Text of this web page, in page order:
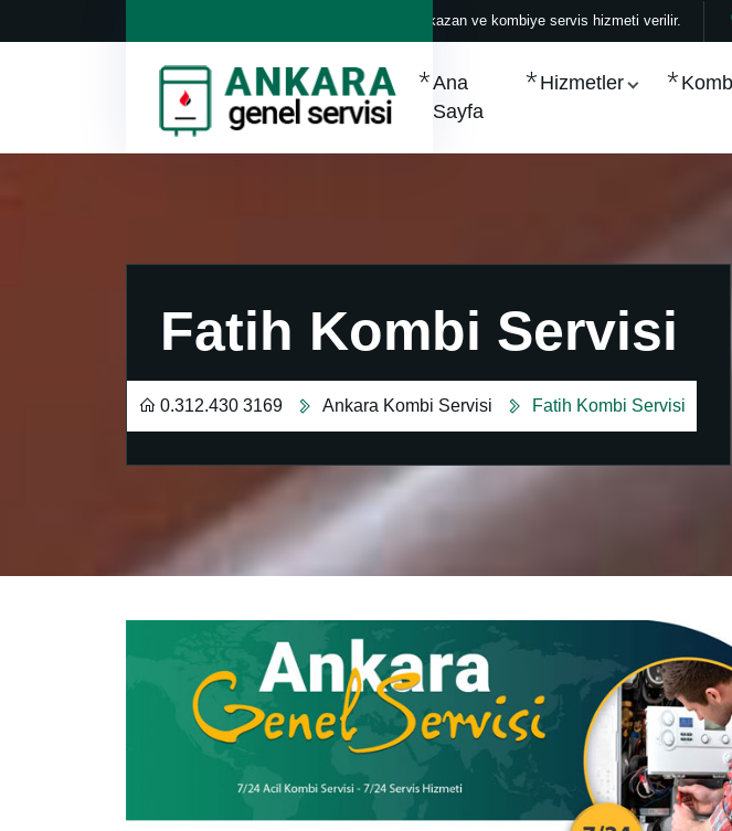
Her marka klima, kazan ve kombiye servis hizmeti verilir.
Ana
Sayfa
Hizmetler
Fatih Kombi Servisi
0.312.430 3169 Ankara Kombi Servisi Fatih Kombi Servisi